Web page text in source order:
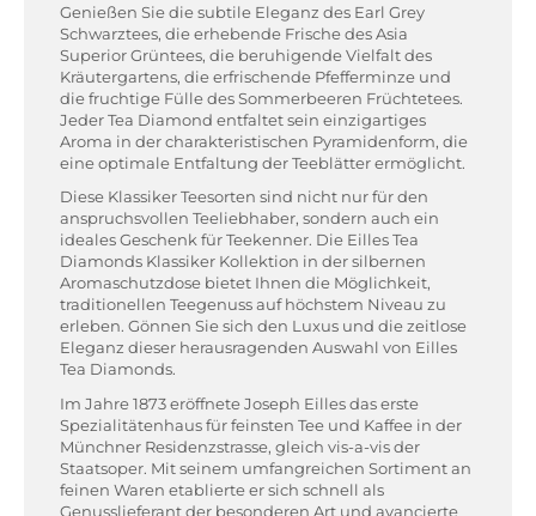
Genießen Sie die subtile Eleganz des Earl Grey
Schwarztees, die erhebende Frische des Asia
Superior Grüntees, die beruhigende Vielfalt des
Kräutergartens, die erfrischende Pfefferminze und
die fruchtige Fülle des Sommerbeeren Früchtetees.
Jeder Tea Diamond entfaltet sein einzigartiges
Aroma in der charakteristischen Pyramidenform, die
eine optimale Entfaltung der Teeblätter ermöglicht.
Diese Klassiker Teesorten sind nicht nur für den
anspruchsvollen Teeliebhaber, sondern auch ein
ideales Geschenk für Teekenner. Die Eilles Tea
Diamonds Klassiker Kollektion in der silbernen
Aromaschutzdose bietet Ihnen die Möglichkeit,
traditionellen Teegenuss auf höchstem Niveau zu
erleben. Gönnen Sie sich den Luxus und die zeitlose
Eleganz dieser herausragenden Auswahl von Eilles
Tea Diamonds.
Im Jahre 1873 eröffnete Joseph Eilles das erste
Spezialitätenhaus für feinsten Tee und Kaffee in der
Münchner Residenzstrasse, gleich vis-a-vis der
Staatsoper. Mit seinem umfangreichen Sortiment an
feinen Waren etablierte er sich schnell als
Genusslieferant der besonderen Art und avancierte